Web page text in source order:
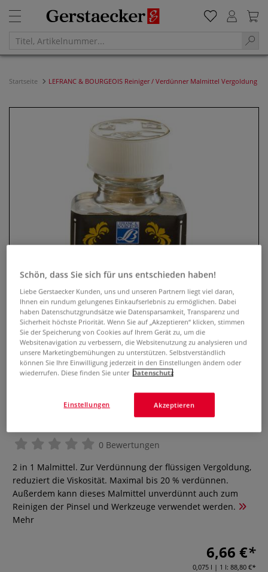
Startseite LEFRANC & BOURGEOIS Reiniger / Verdünner Malmittel Vergoldung
LEFRANC & BOURGEOIS Reiniger /
Verdünner Malmittel Vergoldung
0 Bewertungen
2 in 1 Malmittel. Zur Verdünnung der flüssigen Vergoldung,
reduziert die Viskosität. Maximal bis 20 % verdünnen.
Außerdem kann dieses Malmittel unverdünnt auch zum
Reinigen der Pinsel und Werkzeuge verwendet werden.
Mehr
6,66 €
0,075 l | 1 l: 88,80 €
Schön, dass Sie sich für uns entschieden haben!
Liebe Gerstaecker Kunden, uns und unseren Partnern liegt viel daran,
Ihnen ein rundum gelungenes Einkaufserlebnis zu ermöglichen. Dabei
haben Datenschutzgrundsätze wie Datensparsamkeit, Transparenz und
Sicherheit höchste Priorität. Wenn Sie auf „Akzeptieren“ klicken, stimmen
Sie der Speicherung von Cookies auf Ihrem Gerät zu, um die
Websitenavigation zu verbessern, die Websitenutzung zu analysieren und
unsere Marketingbemühungen zu unterstützen. Selbstverständlich
können Sie Ihre Einwilligung jederzeit in den Einstellungen ändern oder
wiederrufen. Diese finden Sie unter Datenschutz
Akzeptieren
Einstellungen